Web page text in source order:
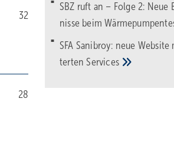
32
28
SBZ ruft an – Folge 2: Neue
nisse beim
SFA Sanibroy: neue
tertenServices